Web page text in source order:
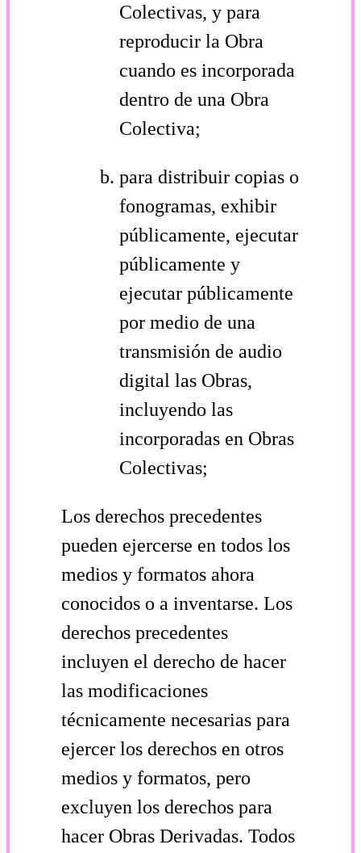
Colectivas, y para
reproducir la Obra
cuando es incorporada
dentro de una Obra
Colectiva;
para distribuir copias o
fonogramas, exhibir
públicamente, ejecutar
públicamente y
ejecutar públicamente
por medio de una
transmisión de audio
digital las Obras,
incluyendo las
incorporadas en Obras
Colectivas;
Los derechos precedentes
pueden ejercerse en todos los
medios y formatos ahora
conocidos o a inventarse. Los
derechos precedentes
incluyen el derecho de hacer
las modificaciones
técnicamente necesarias para
ejercer los derechos en otros
medios y formatos, pero
excluyen los derechos para
hacer Obras Derivadas. Todos